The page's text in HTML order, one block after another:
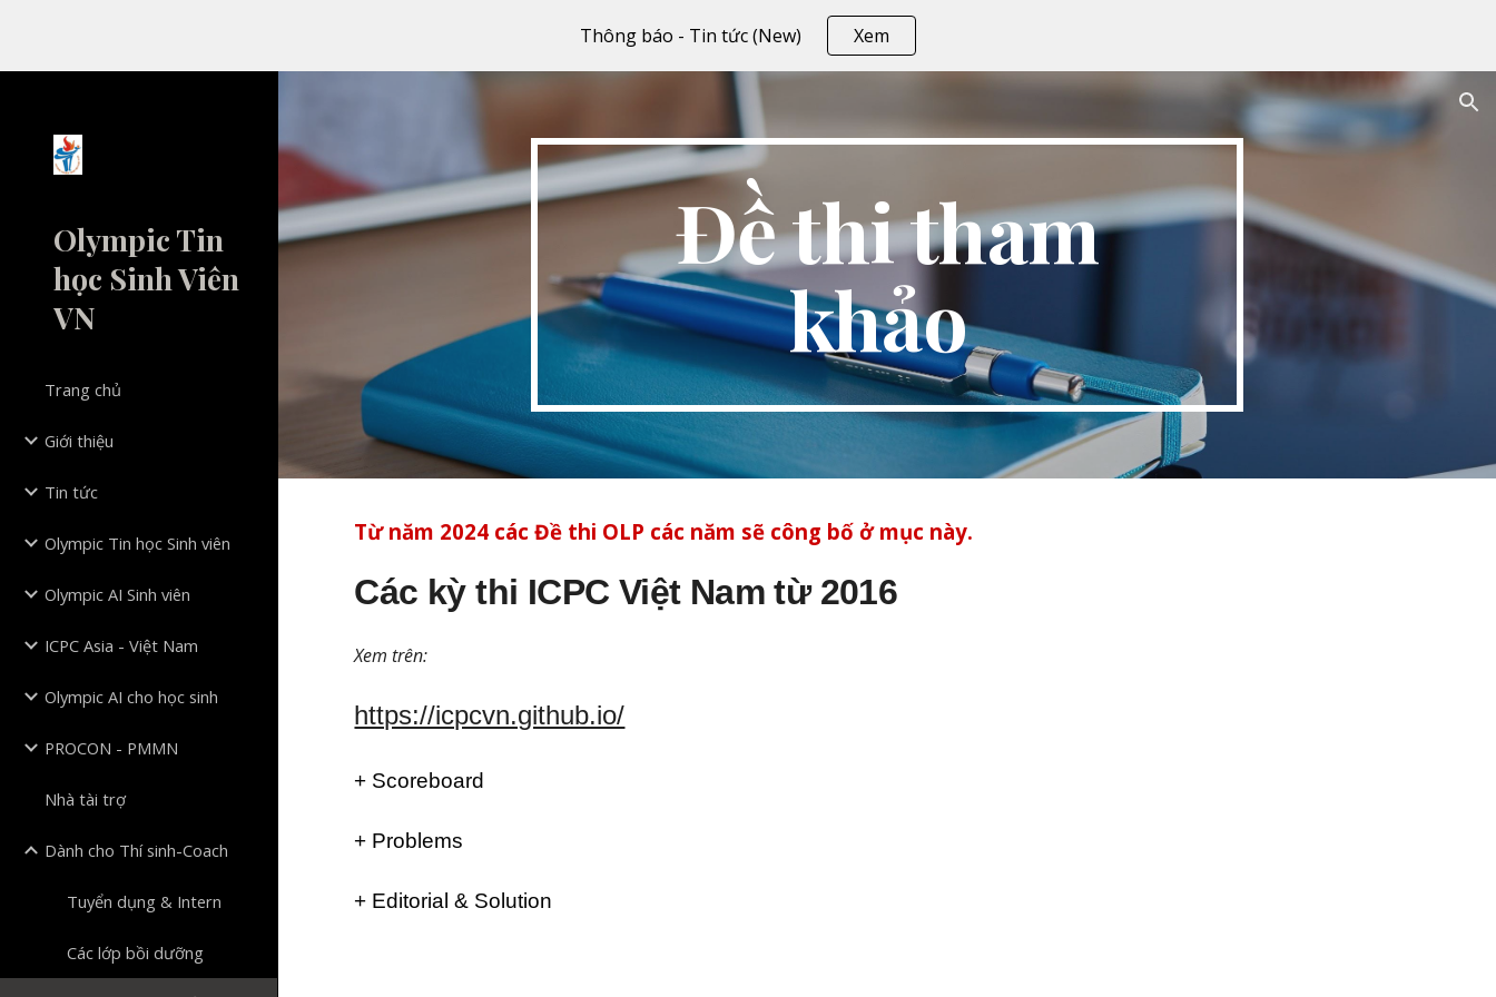
Skip to main content Skip to navigation
Thông báo - Tin tức (New) Xem
Olympic Tin
học Sinh Viên
VN
Trang chủ
Giới thiệu
Tin tức
Olympic Tin học Sinh viên
Olympic AI Sinh viên
ICPC Asia - Việt Nam
Olympic AI cho học sinh
PROCON - PMMN
Nhà tài trợ
Dành cho Thí sinh-Coach
Tuyển dụng & Intern
Các lớp bồi dưỡng
Đề thi tham
khảo
Từ năm 2024 các Đề thi OLP các năm sẽ công bố ở mục này.
Các kỳ thi ICPC Việt Nam từ 2016
Xem trên:
https://icpcvn.github.io/
+ Scoreboard
+ Problems
+ Editorial & Solution